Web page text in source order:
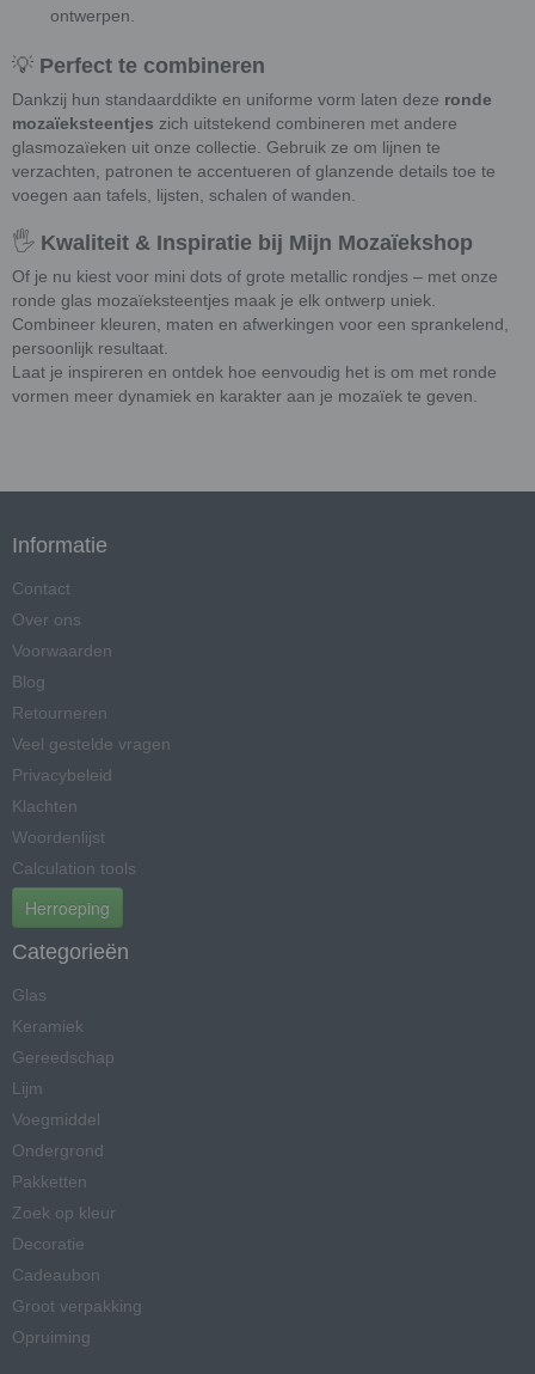
ontwerpen.
💡 Perfect te combineren
Dankzij hun standaarddikte en uniforme vorm laten deze ronde
mozaïeksteentjes zich uitstekend combineren met andere
glasmozaïeken uit onze collectie. Gebruik ze om lijnen te
verzachten, patronen te accentueren of glanzende details toe te
voegen aan tafels, lijsten, schalen of wanden.
🖐️ Kwaliteit & Inspiratie bij Mijn Mozaïekshop
Of je nu kiest voor mini dots of grote metallic rondjes – met onze
ronde glas mozaïeksteentjes maak je elk ontwerp uniek.
Combineer kleuren, maten en afwerkingen voor een sprankelend,
persoonlijk resultaat.
Laat je inspireren en ontdek hoe eenvoudig het is om met ronde
vormen meer dynamiek en karakter aan je mozaïek te geven.
Informatie
Contact
Over ons
Voorwaarden
Blog
Retourneren
Veel gestelde vragen
Privacybeleid
Klachten
Woordenlijst
Calculation tools
Herroeping
Categorieën
Glas
Keramiek
Gereedschap
Lijm
Voegmiddel
Ondergrond
Pakketten
Zoek op kleur
Decoratie
Cadeaubon
Groot verpakking
Opruiming